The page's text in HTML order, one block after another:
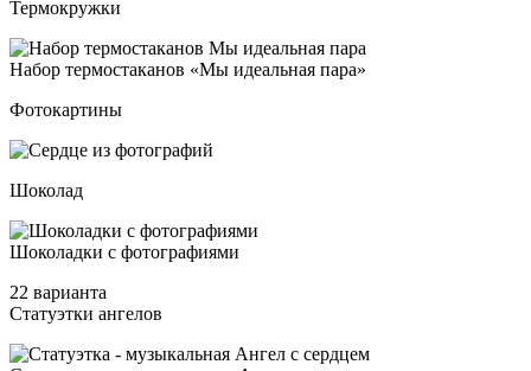
Термокружки
Набор тер­мос­та­ка­нов «Мы иде­аль­ная па­ра»
Фотокартины
Шоколад
Шоко­лад­ки с фо­тог­ра­фи­ями
22 варианта
Статуэтки ангелов